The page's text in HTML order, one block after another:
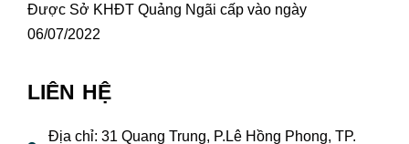
Được Sở KHĐT Quảng Ngãi cấp vào ngày
06/07/2022
LIÊN HỆ
Địa chỉ: 31 Quang Trung, P.Lê Hồng Phong, TP.